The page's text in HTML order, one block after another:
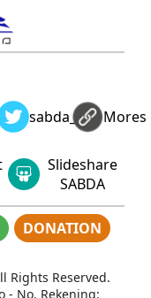
sabda_ylsaMores
Slideshare
SABDA
DONATION
Rights Reserved.
- No. Rekening: